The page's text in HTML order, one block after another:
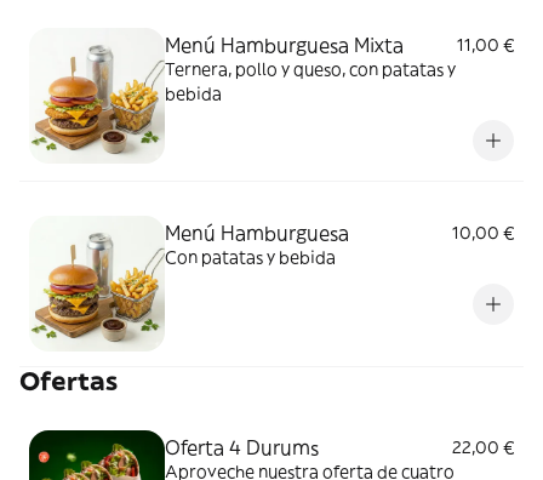
Menú Hamburguesa Mixta
11,00 €
Ternera, pollo y queso, con patatas y
bebida
Menú Hamburguesa
10,00 €
Con patatas y bebida
Ofertas
Oferta 4 Durums
22,00 €
Aproveche nuestra oferta de cuatro